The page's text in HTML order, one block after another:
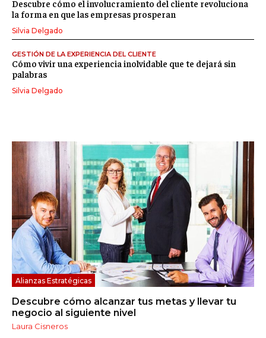
Alianzas Estratégicas
Descubre cómo alcanzar tus metas y llevar tu
negocio al siguiente nivel
Laura Cisneros
Descubre cómo el involucramiento del cliente revoluciona
la forma en que las empresas prosperan
Silvia Delgado
GESTIÓN DE LA EXPERIENCIA DEL CLIENTE
Cómo vivir una experiencia inolvidable que te dejará sin
palabras
Silvia Delgado